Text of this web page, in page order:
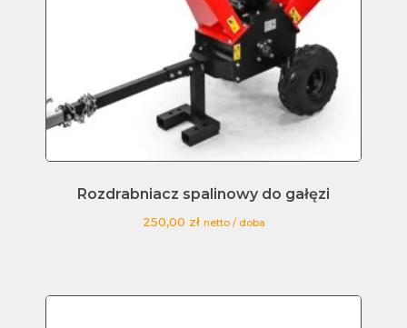
Rozdrabniacz spalinowy do gałęzi
250,00 zł netto / doba